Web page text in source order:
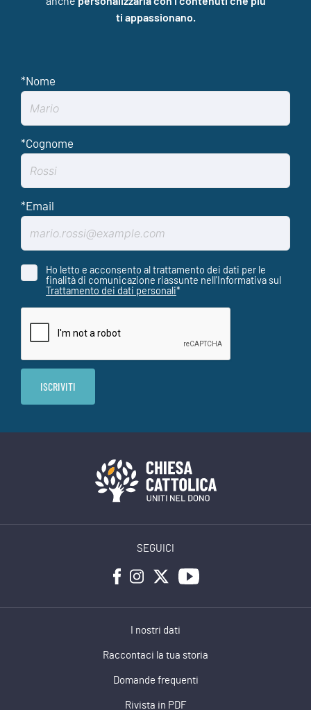
ti appassionano.
Ho letto e acconsento al trattamento dei dati per le
finalità di comunicazione riassunte nell'Informativa sul
Trattamento dei dati personali*
SEGUICI
I nostri dati
Raccontaci la tua storia
Domande frequenti
Rivista in PDF